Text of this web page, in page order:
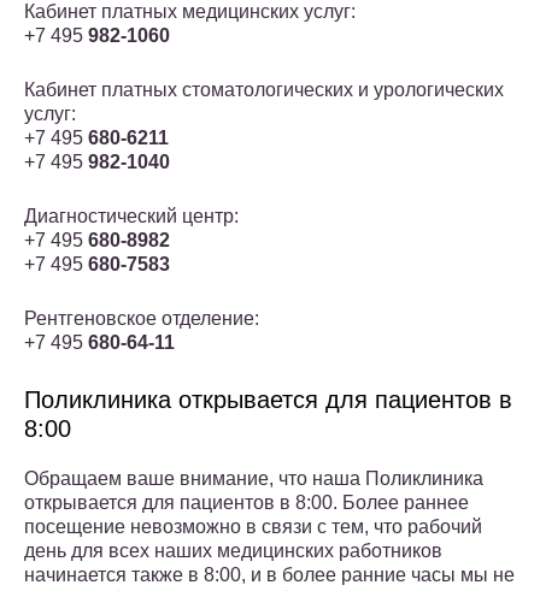
Кабинет платных медицинских услуг:
+7 495 982-1060
Кабинет платных стоматологических и урологических
услуг:
+7 495 680-6211
+7 495 982-1040
Диагностический центр:
+7 495 680-8982
+7 495 680-7583
Рентгеновское отделение:
+7 495 680-64-11
Поликлиника открывается для пациентов в
8:00
Обращаем ваше внимание, что наша Поликлиника
открывается для пациентов в 8:00. Более раннее
посещение невозможно в связи с тем, что рабочий
день для всех наших медицинских работников
начинается также в 8:00, и в более ранние часы мы не